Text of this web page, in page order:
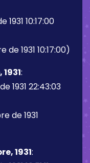
10:17:00
1931 10:17:00)
:
1931 22:43:03
de 1931
1931: